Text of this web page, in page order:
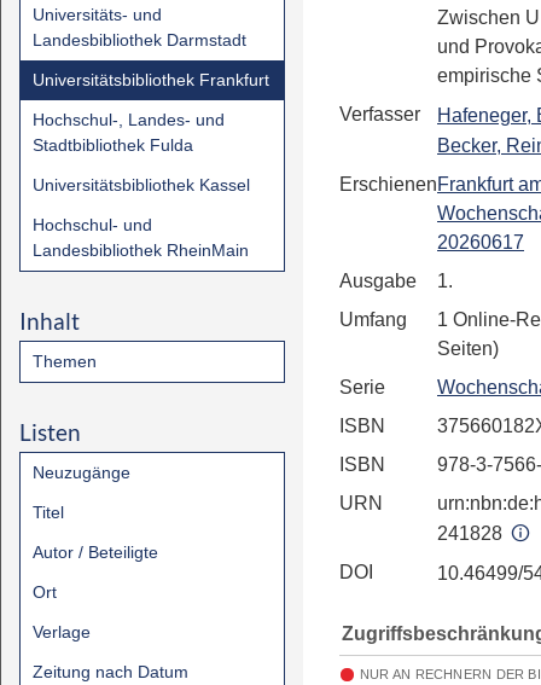
Universitäts- und
Landesbibliothek Darmstadt
Universitätsbibliothek Frankfurt
Hochschul-, Landes- und
Stadtbibliothek Fulda
Universitätsbibliothek Kassel
Hochschul- und
Landesbibliothek RheinMain
Inhalt
Themen
Listen
Neuzugänge
Titel
Autor / Beteiligte
Ort
Verlage
Zeitung nach Datum
Zwischen
und
empirische
Verfasser
Hafeneger,
Becker,
ErschienenFrankfurt
20260617
Ausgabe
1.
Umfang
1 Online-
Seiten)
Serie
ISBN
ISBN
978-3-
URN
241828
DOI
10.46499/
NUR AN RECHNERN DER